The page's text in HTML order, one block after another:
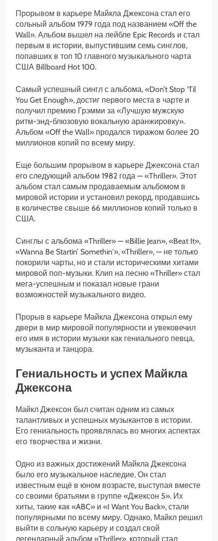
Прорывом в карьере Майкла Джексона стал его
сольный альбом 1979 года под названием «Off the
Wall». Альбом вышел на лейбле Epic Records и стал
первым в истории, выпустившим семь синглов,
попавших в топ 10 главного музыкального чарта
США Billboard Hot 100.
Самый успешный сингл с альбома, «Don’t Stop ‘Til
You Get Enough», достиг первого места в чарте и
получил премию Грэмми за «Лучшую мужскую
ритм-энд-блюзовую вокальную аранжировку».
Альбом «Off the Wall» продался тиражом более 20
миллионов копий по всему миру.
Еще большим прорывом в карьере Джексона стал
его следующий альбом 1982 года — «Thriller». Этот
альбом стал самым продаваемым альбомом в
мировой истории и установил рекорд, продавшись
в количестве свыше 66 миллионов копий только в
США.
Синглы с альбома «Thriller» — «Billie Jean», «Beat It»,
«Wanna Be Startin’ Somethin'», «Thriller», — не только
покорили чарты, но и стали историческими хитами
мировой поп-музыки. Клип на песню «Thriller» стал
мега-успешным и показал новые грани
возможностей музыкального видео.
Прорыв в карьере Майкла Джексона открыл ему
двери в мир мировой популярности и увековечил
его имя в истории музыки как гениального певца,
музыканта и танцора.
Гениальность и успех Майкла
Джексона
Майкл Джексон был считан одним из самых
талантливых и успешных музыкантов в истории.
Его гениальность проявлялась во многих аспектах
его творчества и жизни.
Одно из важных достижений Майкла Джексона
было его музыкальное наследие. Он стал
известным ещё в юном возрасте, выступая вместе
со своими братьями в группе «Джексон 5». Их
хиты, такие как «ABC» и «I Want You Back», стали
популярными по всему миру. Однако, Майкл решил
выйти в сольную карьеру и создал свой
легендарный альбом «Thriller», который стал